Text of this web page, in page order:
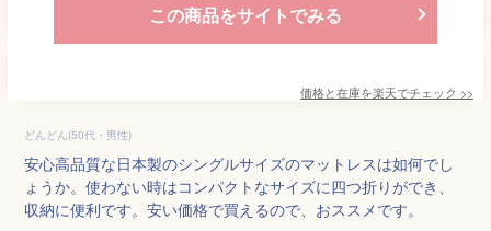
この商品をサイトでみる
価格と在庫を楽天でチェック >>
どんどん(50代・男性)
安心高品質な日本製のシングルサイズのマットレスは如何でし
ょうか。使わない時はコンパクトなサイズに四つ折りができ、
収納に便利です。安い価格で買えるので、おススメです。